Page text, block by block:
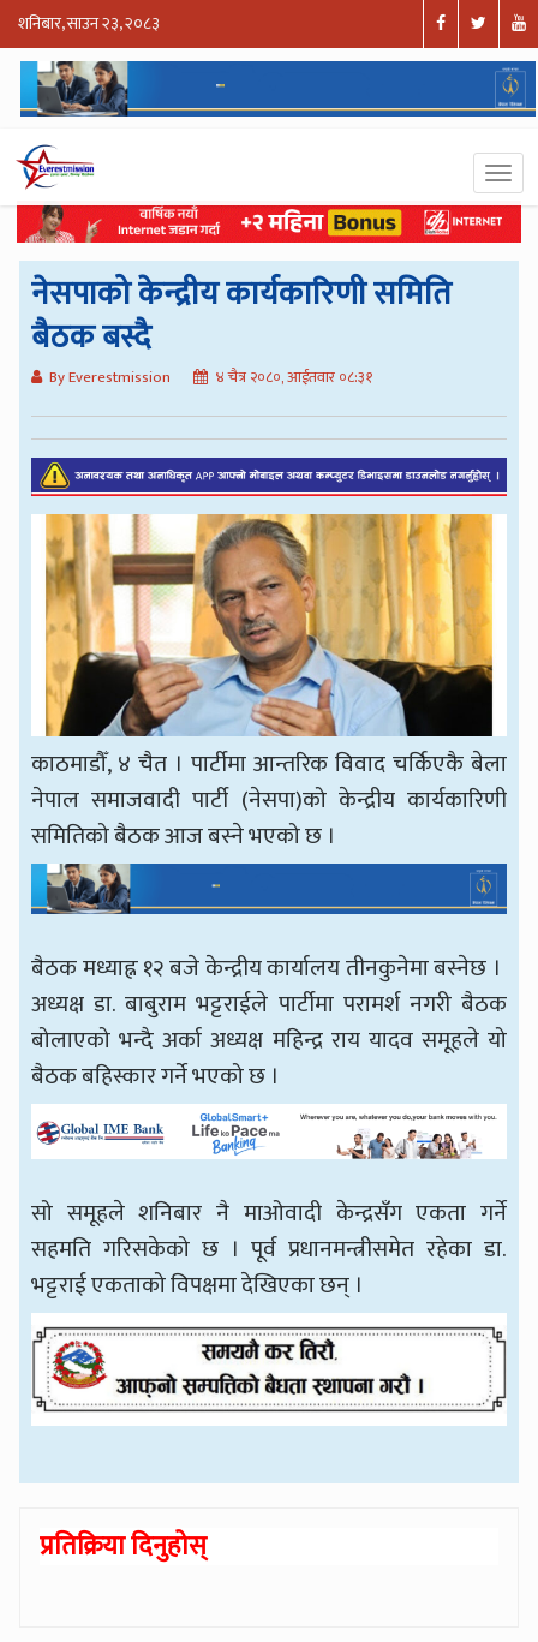
शनिबार, साउन २३, २०८३
नेसपाको केन्द्रीय कार्यकारिणी समिति
बैठक बस्दै
By Everestmission ४ चैत्र २०८०, आईतवार ०८:३१
काठमाडौँ, ४ चैत । पार्टीमा आन्तरिक विवाद चर्किएकै बेला
नेपाल समाजवादी पार्टी (नेसपा)को केन्द्रीय कार्यकारिणी
समितिको बैठक आज बस्ने भएको छ ।
बैठक मध्याह्न १२ बजे केन्द्रीय कार्यालय तीनकुनेमा बस्नेछ ।
अध्यक्ष डा. बाबुराम भट्टराईले पार्टीमा परामर्श नगरी बैठक
बोलाएको भन्दै अर्का अध्यक्ष महिन्द्र राय यादव समूहले यो
बैठक बहिस्कार गर्ने भएको छ ।
सो समूहले शनिबार नै माओवादी केन्द्रसँग एकता गर्ने
सहमति गरिसकेको छ । पूर्व प्रधानमन्त्रीसमेत रहेका डा.
भट्टराई एकताको विपक्षमा देखिएका छन् ।
प्रतिक्रिया दिनुहोस्